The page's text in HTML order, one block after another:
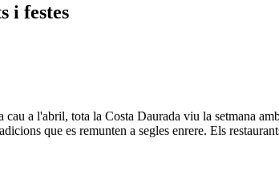
i festes
cau a l'abril, tota la Costa Daurada viu la setmana
que es remunten a segles enrere. Els